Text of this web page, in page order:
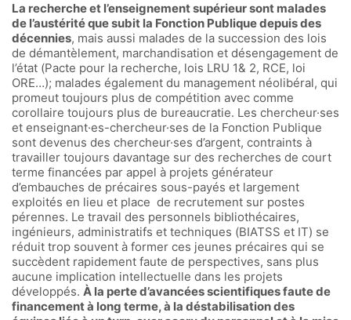
La recherche et l’enseignement supérieur sont malades
de l’austérité que subit la Fonction Publique depuis des
décennies, mais aussi malades de la succession des lois
de démantèlement, marchandisation et désengagement de
l’état (Pacte pour la recherche, lois LRU 1& 2, RCE, loi
ORE…); malades également du management néolibéral, qui
promeut toujours plus de compétition avec comme
corollaire toujours plus de bureaucratie. Les chercheur·ses
et enseignant·es-chercheur·ses de la Fonction Publique
sont devenus des chercheur·ses d’argent, contraints à
travailler toujours davantage sur des recherches de court
terme financées par appel à projets générateur
d’embauches de précaires sous-payés et largement
exploités en lieu et place de recrutement sur postes
pérennes. Le travail des personnels bibliothécaires,
ingénieurs, administratifs et techniques (BIATSS et IT) se
réduit trop souvent à former ces jeunes précaires qui se
succèdent rapidement faute de perspectives, sans plus
aucune implication intellectuelle dans les projets
développés. À la perte d’avancées scientifiques faute de
financement à long terme, à la déstabilisation des